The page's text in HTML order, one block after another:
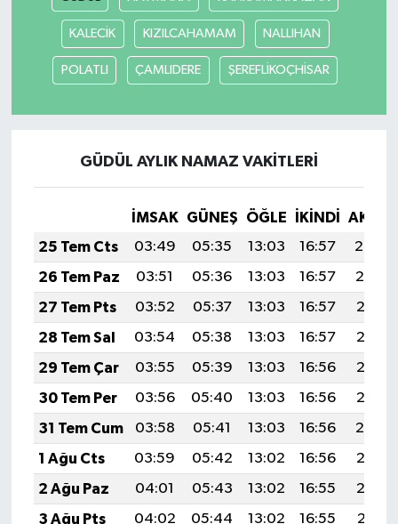
KALECİK KIZILCAHAMAM NALLIHAN
POLATLI ÇAMLIDERE ŞEREFLİKOÇHİSAR
GÜDÜL AYLIK NAMAZ VAKITLERI
İMSAK GÜNEŞ ÖĞLE İKINDI
25 Tem Cts
03:49 05:35 13:03 16:57
20:20
26 Tem Paz
03:51 05:36 13:03 16:57
20:19
27 Tem Pts
03:52 05:37 13:03 16:57
20:18
28 Tem Sal
03:54 05:38 13:03 16:57
20:17
29 Tem Çar
03:55 05:39 13:03 16:56
20:16
30 Tem Per
03:56 05:40 13:03 16:56
20:15
31 Tem Cum
03:58 05:41 13:03 16:56
20:14
1 Ağu Cts
03:59 05:42 13:02 16:56
20:13
2 Ağu Paz
04:01 05:43 13:02 16:55
20:12
3 Ağu Pts
04:02 05:44 13:02 16:55 20:11